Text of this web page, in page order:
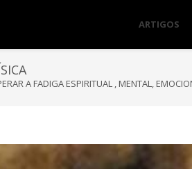
ARTIGOS
A FADIGA ESPIRITUAL , MENTAL,